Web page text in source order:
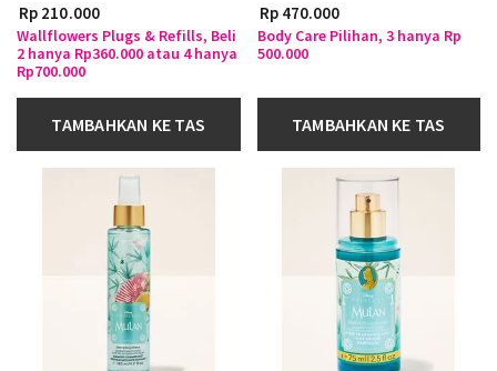
Rp 210.000
Wallflowers Plugs & Refills, Beli
2 hanya Rp360.000 atau 4 hanya
Rp700.000
TAMBAHKAN KE TAS
Rp 470.000
Body Care Pilihan, 3 hanya Rp
500.000
TAMBAHKAN KE TAS